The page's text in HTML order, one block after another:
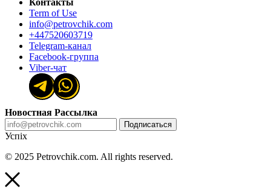
Term of Use
info@petrovchik.com
+447520603719
Telegram-канал
Facebook-группа
Viber-чат
Новостная Рассылка
Подписаться
Успіх
© 2025 Petrovchik.com. All rights reserved.